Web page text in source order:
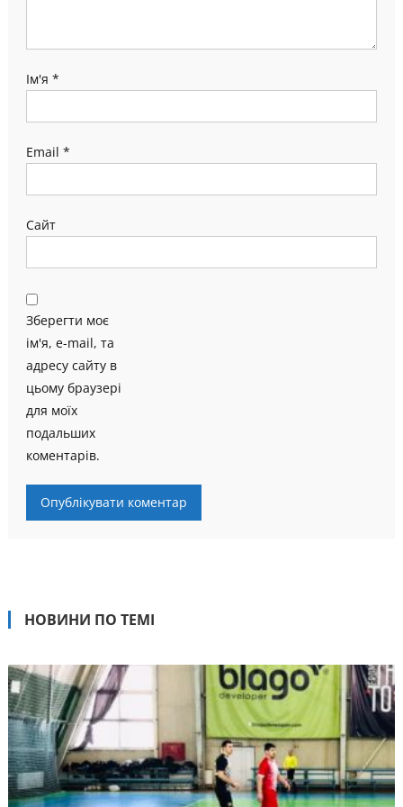
Ім'я *
Email *
Сайт
Зберегти моє
ім'я, e-mail, та
адресу сайту в
цьому браузері
для моїх
подальших
коментарів.
НОВИНИ ПО ТЕМІ